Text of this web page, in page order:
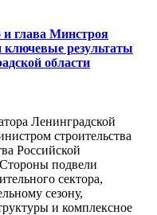
и глава Минстроя
ключевые результаты
области
Ленинградской
строительства
Российской
подвели
сектора,
сезону,
и комплексное